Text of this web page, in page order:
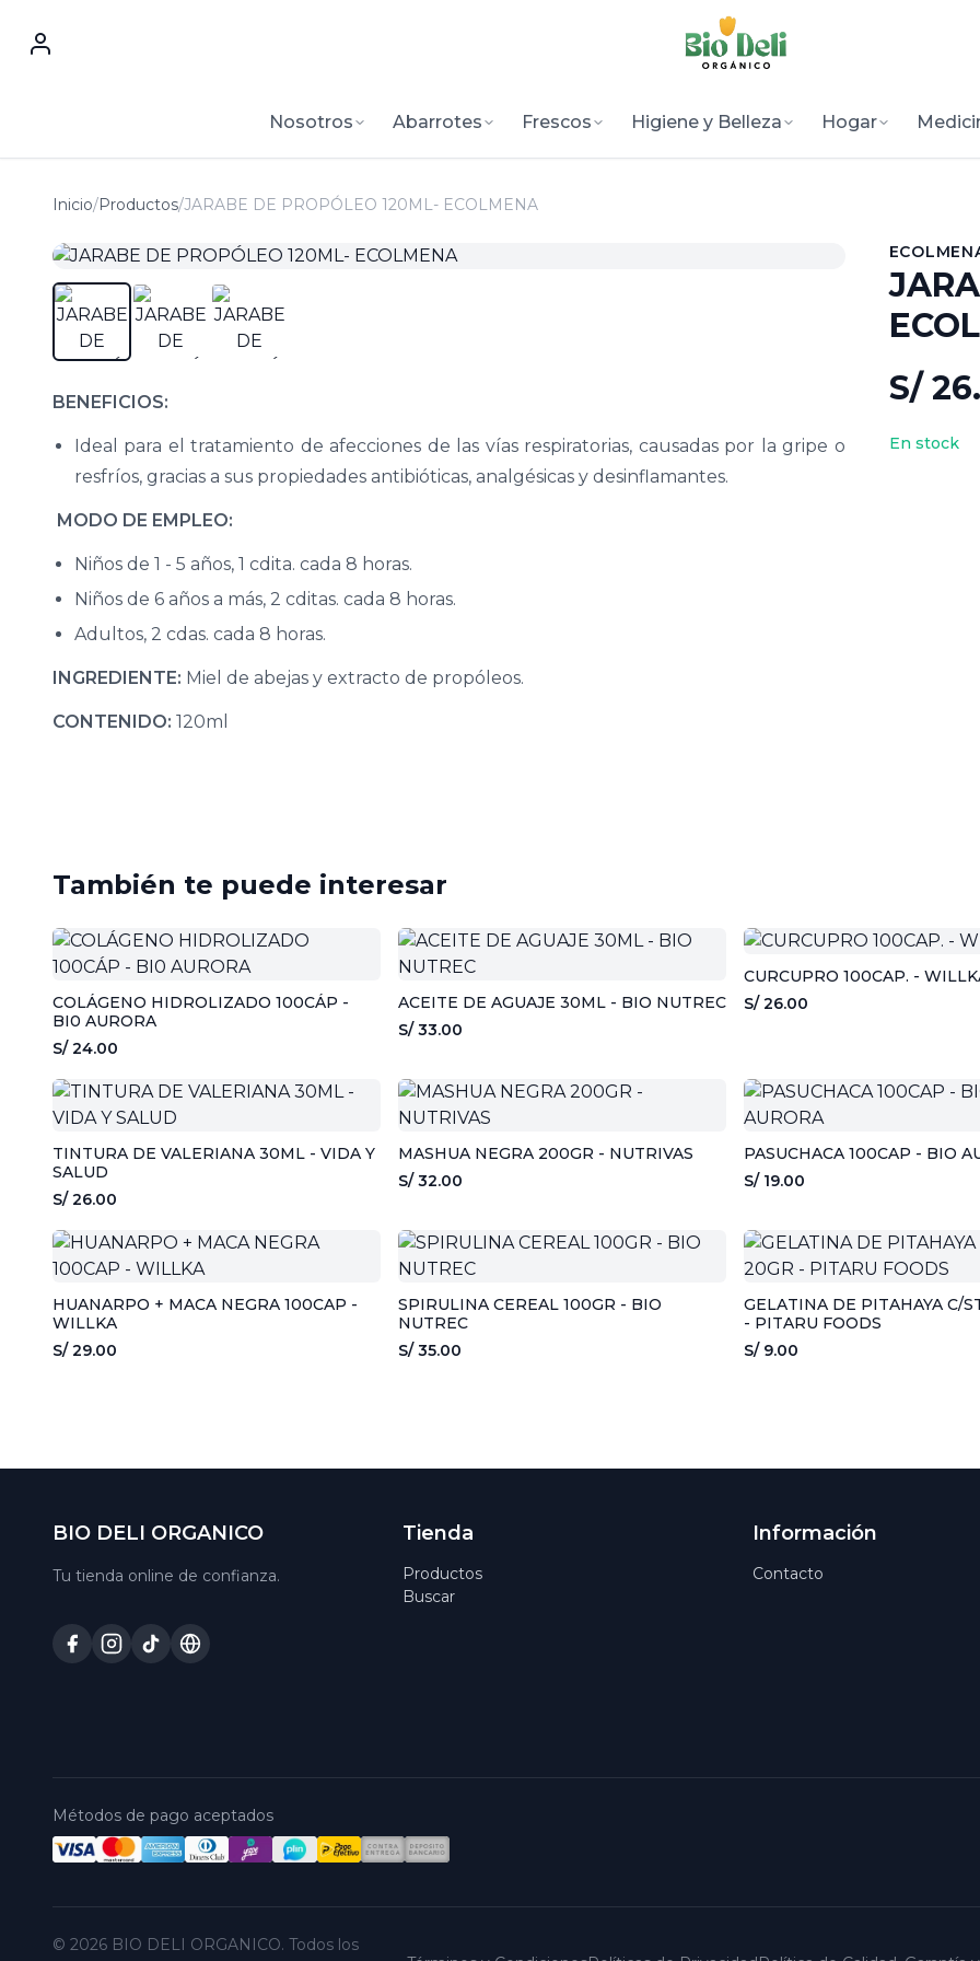
Nosotros Abarrotes Frescos Higiene y Belleza Hogar
Inicio/Productos/JARABE DE PROPÓLEO 120ML- ECOLMENA
S/
En stock
BENEFICIOS:
Ideal para el tratamiento de afecciones de las vías respiratorias, causadas por la gripe o
resfríos, gracias a sus propiedades antibióticas, analgésicas y desinflamantes.
MODO DE EMPLEO:
Niños de 1 - 5 años, 1 cdita. cada 8 horas.
Niños de 6 años a más, 2 cditas. cada 8 horas.
Adultos, 2 cdas. cada 8 horas.
INGREDIENTE: Miel de abejas y extracto de propóleos.
CONTENIDO: 120ml
También te puede interesar
COLÁGENO HIDROLIZADO 100CÁP -
BI0 AURORA
S/ 24.00
ACEITE DE AGUAJE 30ML - BIO NUTREC
S/ 33.00
CURCUPRO 100CAP. -
S/ 26.00
TINTURA DE VALERIANA 30ML - VIDA Y
SALUD
S/ 26.00
MASHUA NEGRA 200GR - NUTRIVAS
S/ 32.00
PASUCHACA 100CAP - BIO
S/ 19.00
HUANARPO + MACA NEGRA 100CAP -
WILLKA
S/ 29.00
SPIRULINA CEREAL 100GR - BIO
NUTREC
S/ 35.00
GELATINA DE PITAHAYA C/
- PITARU FOODS
S/ 9.00
BIO DELI ORGANICO
Tu tienda online de confianza.
Tienda
Productos
Buscar
Información
Contacto
Métodos de pago aceptados
© 2026 BIO DELI ORGANICO. Todos los